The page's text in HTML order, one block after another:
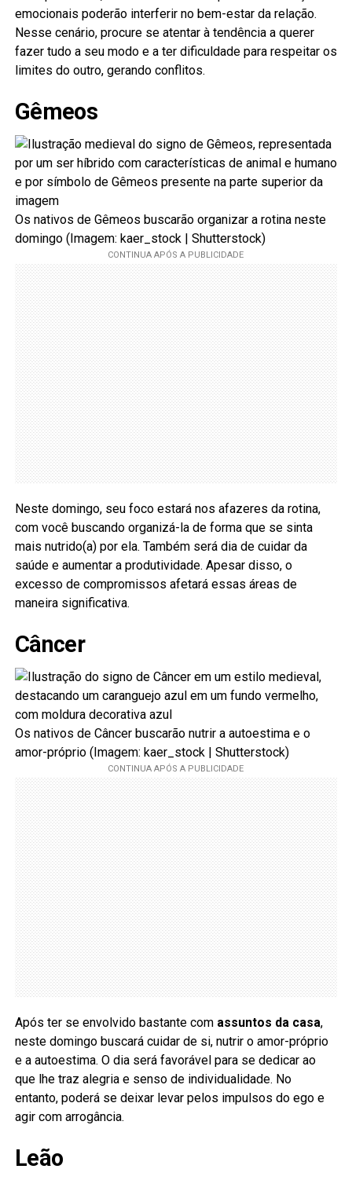
emocionais poderão interferir no bem-estar da relação.
Nesse cenário, procure se atentar à tendência a querer
fazer tudo a seu modo e a ter dificuldade para respeitar os
limites do outro, gerando conflitos.
Gêmeos
Os nativos de Gêmeos buscarão organizar a rotina neste
domingo (Imagem: kaer_stock | Shutterstock)
Neste domingo, seu foco estará nos afazeres da rotina,
com você buscando organizá-la de forma que se sinta
mais nutrido(a) por ela. Também será dia de cuidar da
saúde e aumentar a produtividade. Apesar disso, o
excesso de compromissos afetará essas áreas de
maneira significativa.
Câncer
Os nativos de Câncer buscarão nutrir a autoestima e o
amor-próprio (Imagem: kaer_stock | Shutterstock)
Após ter se envolvido bastante comassuntos da casa,
neste domingo buscará cuidar de si, nutrir o amor-próprio
e a autoestima. O dia será favorável para se dedicar ao
que lhe traz alegria e senso de individualidade. No
entanto, poderá se deixar levar pelos impulsos do ego e
agir com arrogância.
Leão